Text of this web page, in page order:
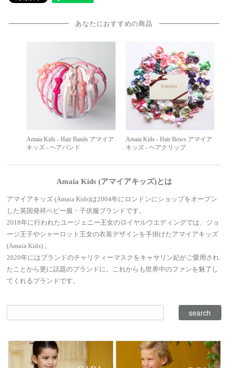
あなたにおすすめの商品
Amaia Kids - Hair Bands アマイア
キッズ - ヘアバンド
Amaia Kids - Hair Bows アマイア
キッズ - ヘアクリップ
Amaia Kids (アマイアキッズ)とは
アマイアキッズ (Amaia Kids)は2004年にロンドンにショップをオープン
した英国発祥ベビー服・子供服ブランドです。
2018年に行われたユージェニー王女のロイヤルウエディングでは、ジョ
ージ王子やシャーロット王女の衣装デザインを手掛けたアマイアキッズ
(Amaia Kids) 。
2020年にはブランドのチャリティーマスクをキャサリン妃がご愛用され
たことから更に話題のブランドに。これからも世界中のファンを魅了し
てくれるブランドです。